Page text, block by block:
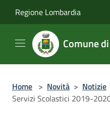
Regione Lombardia
Comune
Home > Novità > Notizie
Servizi Scolastici 2019-